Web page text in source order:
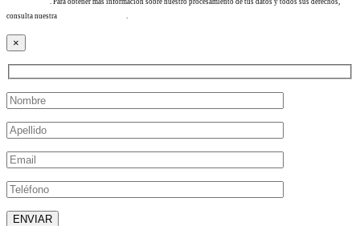
consulta nuestra
×